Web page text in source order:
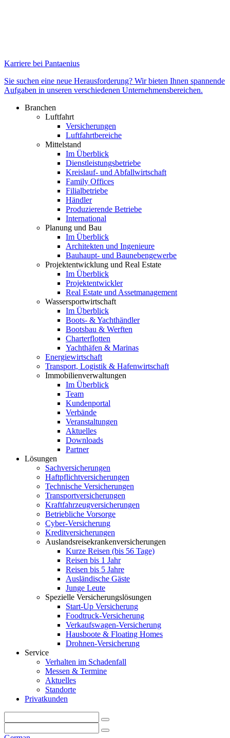
Karriere bei Pantaenius
Sie suchen eine neue Herausforderung? Wir bieten Ihnen spannende
Aufgaben in unseren verschiedenen Unternehmensbereichen.
Branchen
Luftfahrt
Versicherungen
Luftfahrtbereiche
Mittelstand
Im Überblick
Dienstleistungsbetriebe
Kreislauf- und Abfallwirtschaft
Family Offices
Filialbetriebe
Händler
Produzierende Betriebe
International
Planung und Bau
Im Überblick
Architekten und Ingenieure
Bauhaupt- und Baunebengewerbe
Projektentwicklung und Real Estate
Im Überblick
Projektentwickler
Real Estate und Assetmanagement
Wassersportwirtschaft
Im Überblick
Boots- & Yachthändler
Bootsbau & Werften
Charterflotten
Yachthäfen & Marinas
Energiewirtschaft
Transport, Logistik & Hafenwirtschaft
Immobilienverwaltungen
Im Überblick
Team
Kundenportal
Verbände
Veranstaltungen
Aktuelles
Downloads
Partner
Lösungen
Sachversicherungen
Haftpflichtversicherungen
Technische Versicherungen
Transportversicherungen
Kraftfahrzeugversicherungen
Betriebliche Vorsorge
Cyber-Versicherung
Kreditversicherungen
Auslandsreisekrankenversicherungen
Kurze Reisen (bis 56 Tage)
Reisen bis 1 Jahr
Reisen bis 5 Jahre
Ausländische Gäste
Junge Leute
Spezielle Versicherungslösungen
Start-Up Versicherung
Foodtruck-Versicherung
Verkaufswagen-Versicherung
Hausboote & Floating Homes
Drohnen-Versicherung
Service
Verhalten im Schadenfall
Messen & Termine
Aktuelles
Standorte
Privatkunden